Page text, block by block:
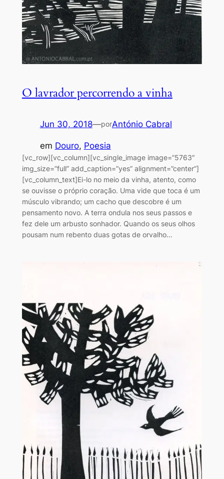
O lavrador percorrendo a vinha
Jun 30, 2018—porAntónio Cabral
em Douro, Poesia
[vc_row][vc_column][vc_single_image image=”5763″
img_size=”full” add_caption=”yes” alignment=”center”]
[vc_column_text]Ei-lo no meio da vinha, atento, como
se ouvisse o próprio coração. Uma vide que toca é um
músculo vibrando; um cacho que descobre é um
pensamento novo. A terra ondula nos seus passos e
fez dele um arbusto sonhador. Quando os seus olhos
pousam num rebento duas gotas de orvalho…